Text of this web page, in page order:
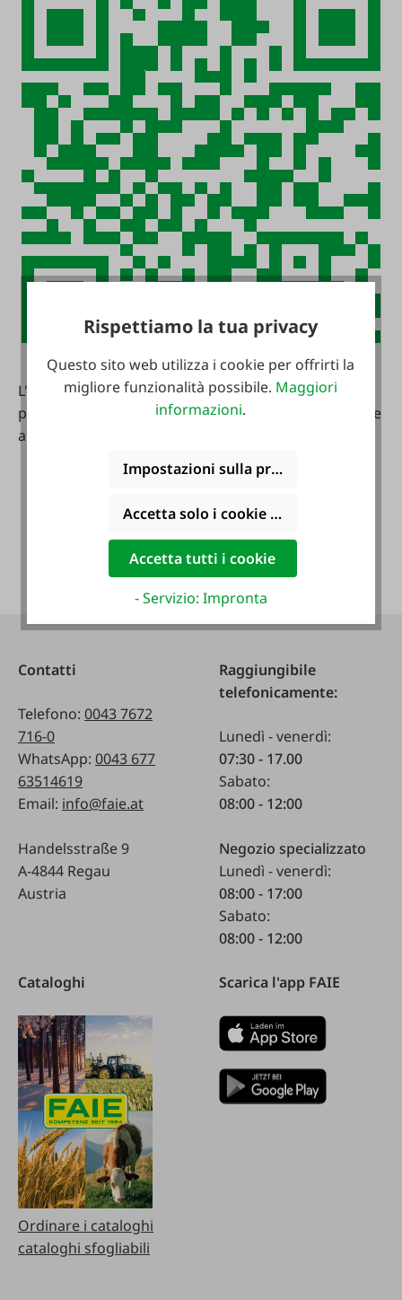
L'applicazione FAIE di hello again è un'applicazione
per il servizio clienti disponibile per iPhone, Android e
altri smartphone.
Contatti
Telefono: 0043 7672
716-0
WhatsApp: 0043 677
63514619
Email: info@faie.at
Handelsstraße 9
A-4844 Regau
Austria
Raggiungibile
telefonicamente:
Lunedì - venerdì:
07:30 - 17.00
Sabato:
08:00 - 12:00
Negozio specializzato
Lunedì - venerdì:
08:00 - 17:00
Sabato:
08:00 - 12:00
Cataloghi
Ordinare i cataloghi
cataloghi sfogliabili
Scarica l'app FAIE
Rispettiamo la tua privacy
Questo sito web utilizza i cookie per offrirti la
migliore funzionalità possibile. Maggiori
informazioni.
Impostazioni sulla privacy
Accetta solo i cookie funzionali
Accetta tutti i cookie
- Servizio: Impronta